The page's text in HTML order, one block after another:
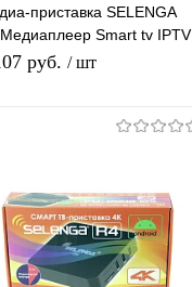
приставка SELENGA
Smart tv IPTV
4K
руб. / шт
Купить в 1
К
сравнению
В избранное В наличии